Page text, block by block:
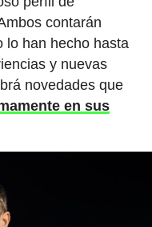
contarán
lo han hecho hasta
y nuevas
novedades que
en sus